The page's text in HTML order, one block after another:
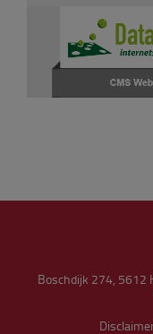
Boschdijk 274, 5612